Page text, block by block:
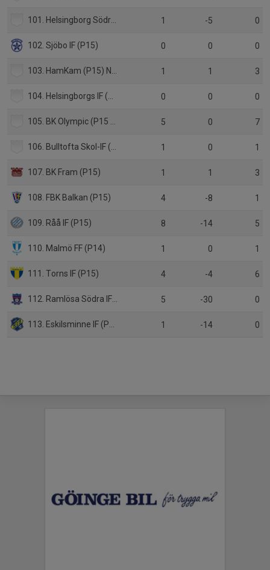
101. Helsingborg Södra IF (P15) 1 -5 0
102. Sjöbo IF (P15) 0 0 0
103. HamKam (P15) Norge 1 1 3
104. Helsingborgs IF (P14 Sk) 0 0 0
105. BK Olympic (P15 Sk) 5 0 7
106. Bulltofta Skol-IF (P15) 1 0 1
107. BK Fram (P15) 1 1 3
108. FBK Balkan (P15) 4 -8 1
109. Råå IF (P15) 8 -14 5
110. Malmö FF (P14) 1 0 1
111. Torns IF (P15) 4 -4 6
112. Ramlösa Södra IF (P15) 5 -30 0
113. Eskilsminne IF (P16 Sk) 1 -14 0